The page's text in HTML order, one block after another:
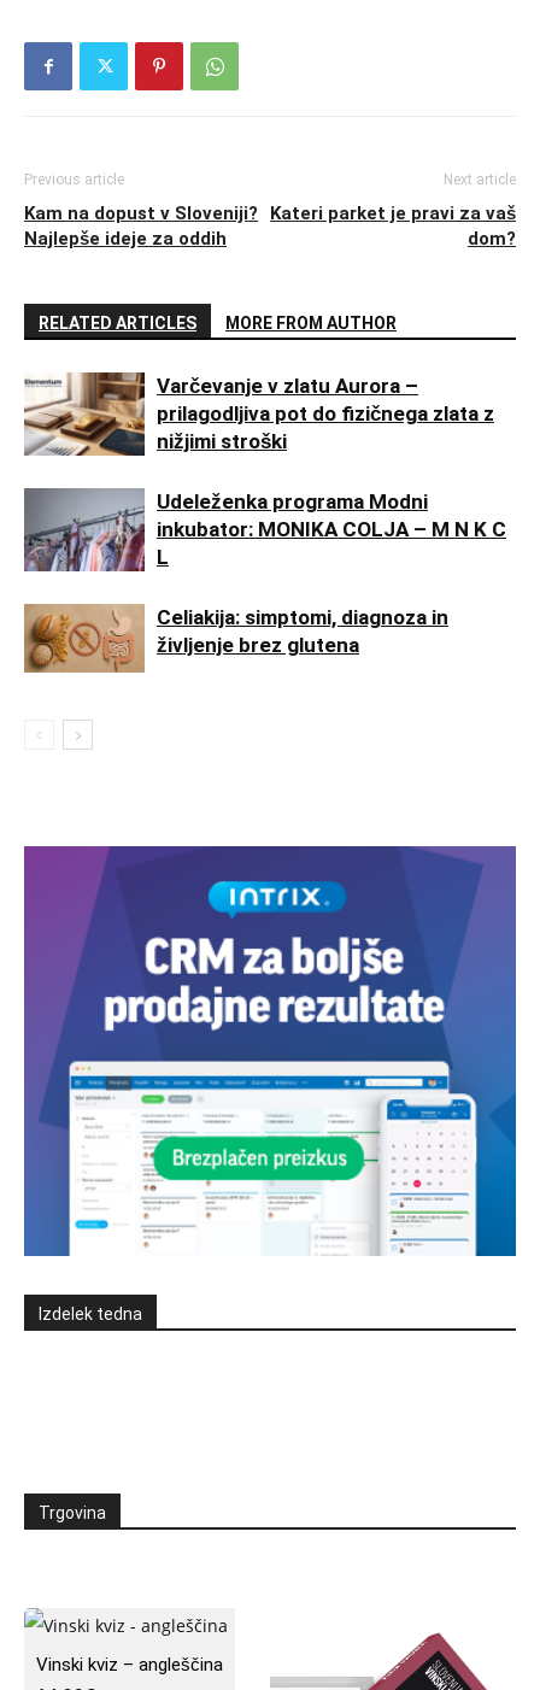
Previous article
Kam na dopust v Sloveniji?
Najlepše ideje za oddih
Next article
Kateri parket je pravi za vaš
dom?
RELATED ARTICLES MORE FROM AUTHOR
Varčevanje v zlatu Aurora –
prilagodljiva pot do fizičnega zlata z
nižjimi stroški
Udeleženka programa Modni
inkubator: MONIKA COLJA – M N K C
L
Celiakija: simptomi, diagnoza in
življenje brez glutena
Izdelek tedna
Trgovina
Vinski kviz – angleščina